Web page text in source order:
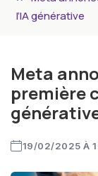
l’IA générative
Meta
première
19/02/2025 À